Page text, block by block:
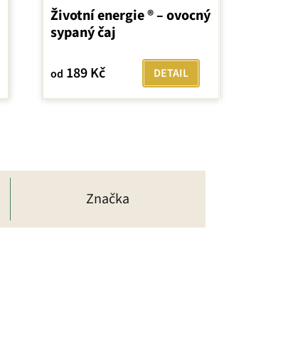
Životní energie ® – ovocný
sypaný čaj
od 189 Kč DETAIL
Značka